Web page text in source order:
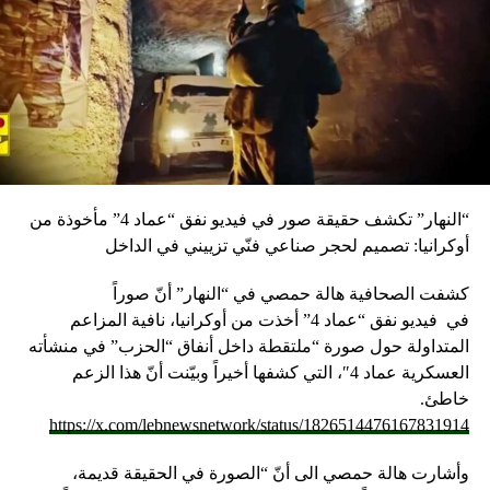
“النهار” تكشف حقيقة صور في فيديو نفق “عماد 4” مأخوذة من
أوكرانيا: تصميم لحجر صناعي فنّي تزييني في الداخل
كشفت الصحافية هالة حمصي في “النهار” أنّ صوراً
في فيديو
نفق “عماد 4” أخذت من أوكرانيا، نافية المزاعم
المتداولة حول صورة “ملتقطة داخل أنفاق “الحزب” في منشأته
العسكرية عماد 4″، التي كشفها أخيراً وبيّنت أنّ هذا الزعم
خاطئ.
https://x.com/lebnewsnetwork/status/1826514476167831914
وأشارت هالة حمصي الى أنّ “الصورة في الحقيقة قديمة،